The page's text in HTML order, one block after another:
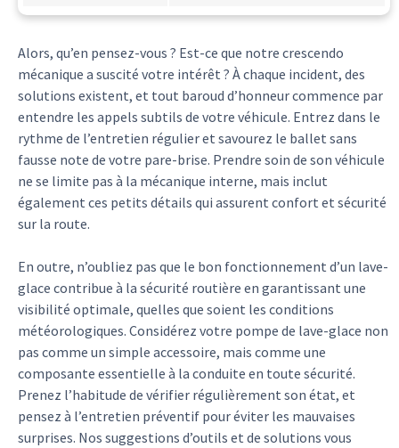
Alors, qu’en pensez-vous ? Est-ce que notre crescendo
mécanique a suscité votre intérêt ? À chaque incident, des
solutions existent, et tout baroud d’honneur commence par
entendre les appels subtils de votre véhicule. Entrez dans le
rythme de l’entretien régulier et savourez le ballet sans
fausse note de votre pare-brise. Prendre soin de son véhicule
ne se limite pas à la mécanique interne, mais inclut
également ces petits détails qui assurent confort et sécurité
sur la route.
En outre, n’oubliez pas que le bon fonctionnement d’un lave-
glace contribue à la sécurité routière en garantissant une
visibilité optimale, quelles que soient les conditions
météorologiques. Considérez votre pompe de lave-glace non
pas comme un simple accessoire, mais comme une
composante essentielle à la conduite en toute sécurité.
Prenez l’habitude de vérifier régulièrement son état, et
pensez à l’entretien préventif pour éviter les mauvaises
surprises. Nos suggestions d’outils et de solutions vous